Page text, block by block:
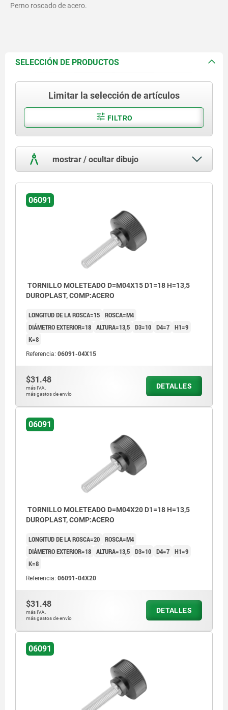
Perno roscado de acero.
SELECCIÓN DE PRODUCTOS
Limitar la selección de artículos
FILTRO
mostrar / ocultar dibujo
06091
TORNILLO MOLETEADO D=M04X15 D1=18 H=13,5
DUROPLAST, COMP:ACERO
LONGITUD DE LA ROSCA=15 ROSCA=M4
DIÁMETRO EXTERIOR=18 ALTURA=13,5 D3=10 D4=7 H1=9
K=8
Referencia: 06091-04X15
$31.48
más IVA.
más gastos de envío
DETALLES
06091
TORNILLO MOLETEADO D=M04X20 D1=18 H=13,5
DUROPLAST, COMP:ACERO
LONGITUD DE LA ROSCA=20 ROSCA=M4
DIÁMETRO EXTERIOR=18 ALTURA=13,5 D3=10 D4=7 H1=9
K=8
Referencia: 06091-04X20
$31.48
más IVA.
más gastos de envío
DETALLES
06091